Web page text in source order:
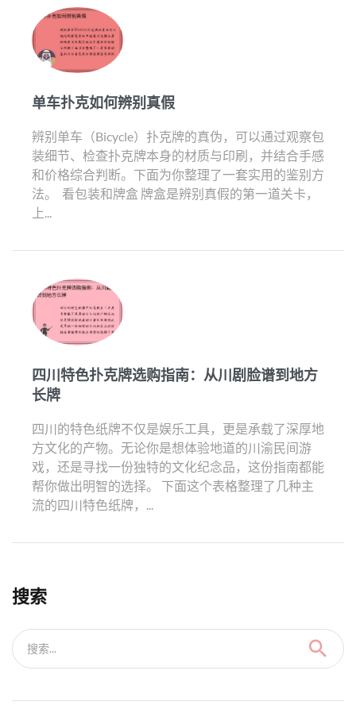
单车扑克如何辨别真假
辨别单车（Bicycle）扑克牌的真伪，可以通过观察包
装细节、检查扑克牌本身的材质与印刷，并结合手感
和价格综合判断。下面为你整理了一套实用的鉴别方
法。 ️ 看包装和牌盒 牌盒是辨别真假的第一道关卡，
上...
四川特色扑克牌选购指南：从川剧脸谱到地方
长牌
四川的特色纸牌不仅是娱乐工具，更是承载了深厚地
方文化的产物。无论你是想体验地道的川渝民间游
戏，还是寻找一份独特的文化纪念品，这份指南都能
帮你做出明智的选择。 下面这个表格整理了几种主
流的四川特色纸牌，...
搜索
搜索...